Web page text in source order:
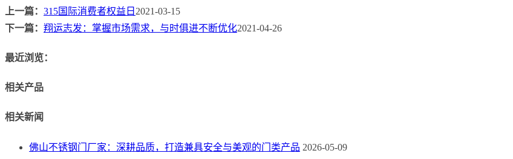
上一篇： 315国际消费者权益日 2021-03-15
下一篇： 翔运志发：掌握市场需求，与时俱进不断优化2021-04-26
最近浏览：
相关产品
相关新闻
佛山不锈钢门厂家：深耕品质，打造兼具安全与美观的门类产品 2026-05-09